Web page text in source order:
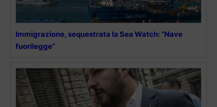
Immigrazione, sequestrata la Sea Watch: “Nave
fuorilegge”